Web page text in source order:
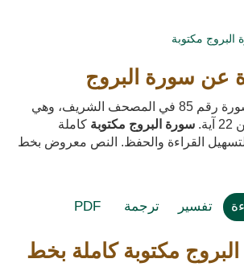
البروج مكتوبة
عن سورة البروج
سورة البروج هي السورة رقم 85 في المصحف الشريف، وهي
سورة البروج مكتوبة كاملة
القراءة والحفظ. النص معروض بخط
تفسير ترجمة PDF
مكتوبة كاملة بخط